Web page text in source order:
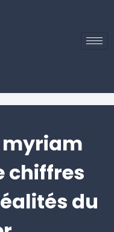
myriam
chiffres
du